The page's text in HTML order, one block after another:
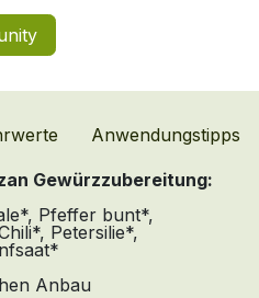
Anwendungstipps
Gewürzzubereitung:
Pfeffer bunt*,
Petersilie*,
Anbau